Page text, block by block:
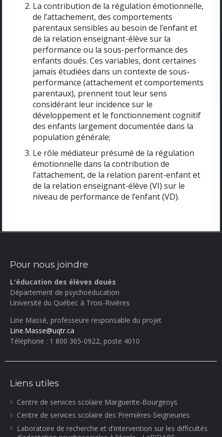
La contribution de la régulation émotionnelle,
de l’attachement, des comportements
parentaux sensibles au besoin de l’enfant et
de la relation enseignant-élève sur la
performance ou la sous-performance des
enfants doués. Ces variables, dont certaines
jamais étudiées dans un contexte de sous-
performance (attachement et comportements
parentaux), prennent tout leur sens
considérant leur incidence sur le
développement et le fonctionnement cognitif
des enfants largement documentée dans la
population générale;
Le rôle médiateur présumé de la régulation
émotionnelle dans la contribution de
l’attachement, de la relation parent-enfant et
de la relation enseignant-élève (VI) sur le
niveau de performance de l’enfant (VD).
Pour nous joindre
L'éducation des élèves doués
Département de psychoéducation
Université du Québec à Trois-Rivières
Line Massé, professeure responsable du projet
Line.Masse@uqtr.ca
Téléphone : 1 800 365-0922, poste 4010
Liens utiles
Centre de services scolaire Marguerite-Bourgeoys
Centre de services scolaire des Premières-Seigneuries
Laboratoire de recherche et d'intervention sur les difficultés